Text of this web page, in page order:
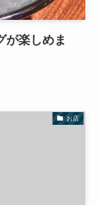
楽しめま
お店